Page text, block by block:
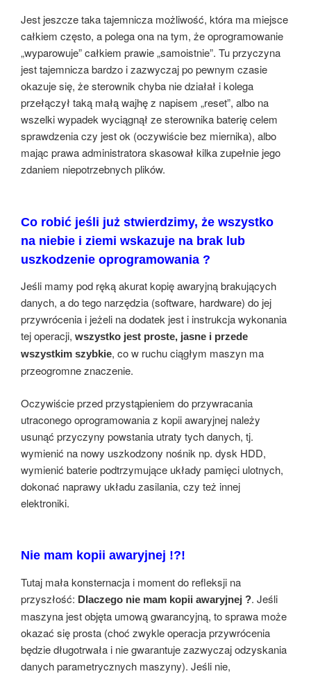
Jest jeszcze taka tajemnicza możliwość, która ma miejsce
całkiem często, a polega ona na tym, że oprogramowanie
„wyparowuje” całkiem prawie „samoistnie”. Tu przyczyna
jest tajemnicza bardzo i zazwyczaj po pewnym czasie
okazuje się, że sterownik chyba nie działał i kolega
przełączył taką małą wajhę z napisem „reset”, albo na
wszelki wypadek wyciągnął ze sterownika baterię celem
sprawdzenia czy jest ok (oczywiście bez miernika), albo
mając prawa administratora skasował kilka zupełnie jego
zdaniem niepotrzebnych plików.
Co robić jeśli już stwierdzimy, że wszystko
na niebie i ziemi wskazuje na brak lub
uszkodzenie oprogramowania ?
Jeśli mamy pod ręką akurat kopię awaryjną brakujących
danych, a do tego narzędzia (software, hardware) do jej
przywrócenia i jeżeli na dodatek jest i instrukcja wykonania
tej operacji, wszystko jest proste, jasne i przede
wszystkim szybkie, co w ruchu ciągłym maszyn ma
przeogromne znaczenie.
Oczywiście przed przystąpieniem do przywracania
utraconego oprogramowania z kopii awaryjnej należy
usunąć przyczyny powstania utraty tych danych, tj.
wymienić na nowy uszkodzony nośnik np. dysk HDD,
wymienić baterie podtrzymujące układy pamięci ulotnych,
dokonać naprawy układu zasilania, czy też innej
elektroniki.
Nie mam kopii awaryjnej !?!
Tutaj mała konsternacja i moment do refleksji na
przyszłość: Dlaczego nie mam kopii awaryjnej ?. Jeśli
maszyna jest objęta umową gwarancyjną, to sprawa może
okazać się prosta (choć zwykle operacja przywrócenia
będzie długotrwała i nie gwarantuje zazwyczaj odzyskania
danych parametrycznych maszyny). Jeśli nie,